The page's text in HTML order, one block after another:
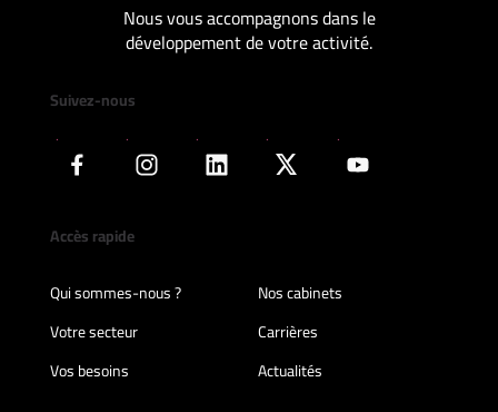
Nous vous accompagnons dans le
développement de votre activité.
Suivez-nous
Accès rapide
Qui sommes-nous ?
Nos cabinets
Votre secteur
Carrières
Vos besoins
Actualités